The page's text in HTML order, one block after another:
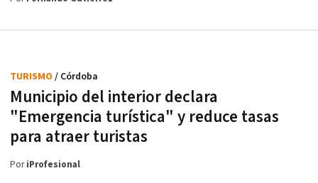
Municipio del interior declara
"Emergencia turística" y reduce tasas
para atraer turistas
TURISMO / Córdoba
PoriProfesional